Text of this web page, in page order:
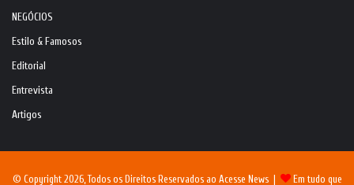
NEGÓCIOS
Estilo & Famosos
Editorial
Entrevista
Artigos
© Copyright 2026, Todos os Direitos Reservados ao Acesse News | Em tudo que